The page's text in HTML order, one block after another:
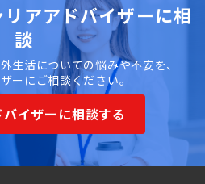
アアドバイザーに相
談
生活についての悩みや不安を、
ーにご相談ください。
イザーに相談する